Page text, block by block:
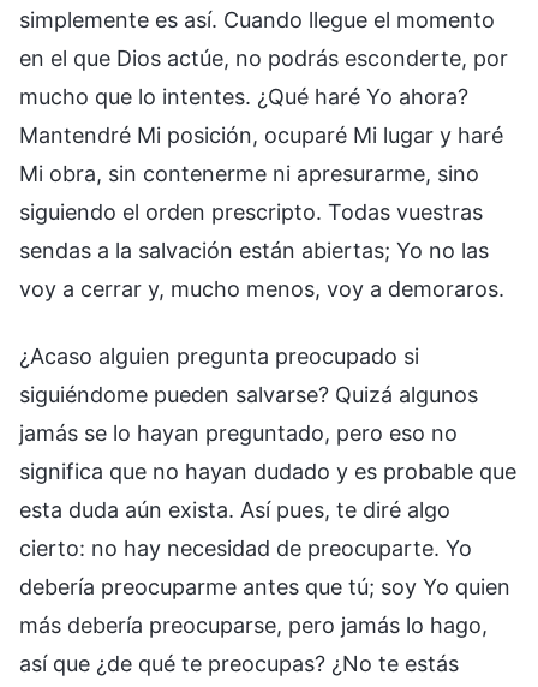
simplemente es así. Cuando llegue el momento
en el que Dios actúe, no podrás esconderte, por
mucho que lo intentes. ¿Qué haré Yo ahora?
Mantendré Mi posición, ocuparé Mi lugar y haré
Mi obra, sin contenerme ni apresurarme, sino
siguiendo el orden prescripto. Todas vuestras
sendas a la salvación están abiertas; Yo no las
voy a cerrar y, mucho menos, voy a demoraros.
¿Acaso alguien pregunta preocupado si
siguiéndome pueden salvarse? Quizá algunos
jamás se lo hayan preguntado, pero eso no
significa que no hayan dudado y es probable que
esta duda aún exista. Así pues, te diré algo
cierto: no hay necesidad de preocuparte. Yo
debería preocuparme antes que tú; soy Yo quien
más debería preocuparse, pero jamás lo hago,
así que ¿de qué te preocupas? ¿No te estás